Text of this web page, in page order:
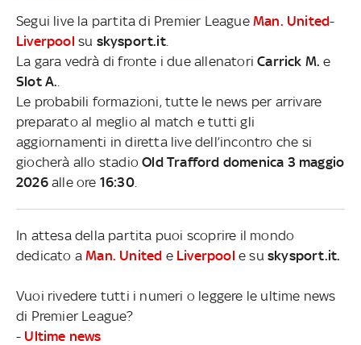
Segui live la partita di Premier League Man. United-
Liverpool su skysport.it.
La gara vedrà di fronte i due allenatoriCarrick M. e
Slot A.
Le probabili formazioni, tutte le news per arrivare
preparato al meglio al match e tutti gli
aggiornamenti in diretta live dell’incontro che si
giocherà allo stadioOld Trafford domenica 3 maggio
2026alle ore 16:30.
In attesa della partita puoi scoprire il mondo
dedicato aMan. United e Liverpool e suskysport.it.
Vuoi rivedere tutti i numeri o leggere le ultime news
di Premier League?
- Ultime news